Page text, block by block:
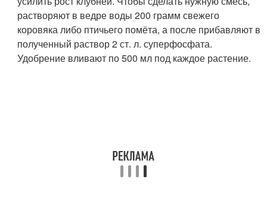
растворяют в ведре воды 200 грамм свежего
коровяка либо птичьего помёта, а после прибавляют в
полученный раствор 2 ст. л. суперфосфата.
Удобрение вливают по 500 мл под каждое растение.